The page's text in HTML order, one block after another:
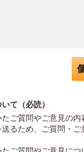
て（必読）
ご質問やご意見の
るため、ご質問・